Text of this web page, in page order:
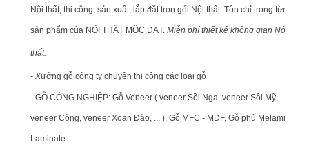
Nội thất; thi công, sản xuất, lắp đặt trọn gói Nội thất. Tôn chỉ trong từng
sản phẩm của NỘI THẤT MỘC ĐẠT. Miễn phí thiết kế không gian Nội
thất.
- Xưởng gỗ công ty chuyên thi công các loại gỗ
- GỖ CÔNG NGHIỆP: Gỗ Veneer ( veneer Sồi Nga, veneer Sồi Mỹ,
veneer Còng, veneer Xoan Đào, ... ), Gỗ MFC - MDF, Gỗ phủ Melamin,
Laminate ...